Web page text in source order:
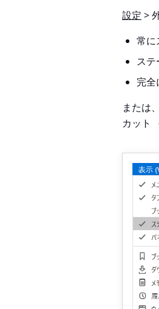
設定 >
常に
ステ
完全
または、
カット